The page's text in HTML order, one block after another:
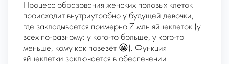
Процесс образования женских половых клеток
происходит внутриутробно у будущей девочки,
где закладывается примерно 7 млн яйцеклеток (у
всех по-разному: у кого-то больше, у кого-то
меньше, кому как повезёт 😀). Функция
яйцеклетки заключается в обеспечении